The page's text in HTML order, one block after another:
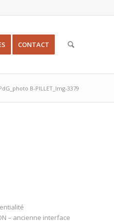
CONTACT
B-PILLET_Img-3379
– ancienne interface